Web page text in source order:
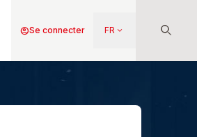
Menu
compte
account_circleSe connecter FR keyboard_arrow_down